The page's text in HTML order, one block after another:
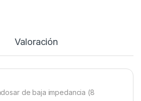
Valoración
de baja impedancia (8